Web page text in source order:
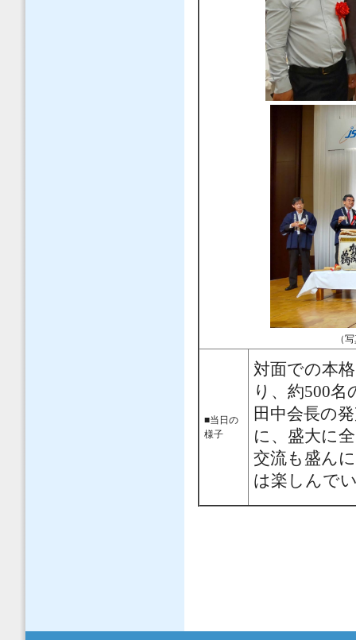
（
■当日の
様子
対面での本
り、約500
田中会長の
に、盛大に
交流も盛ん
は楽しんで